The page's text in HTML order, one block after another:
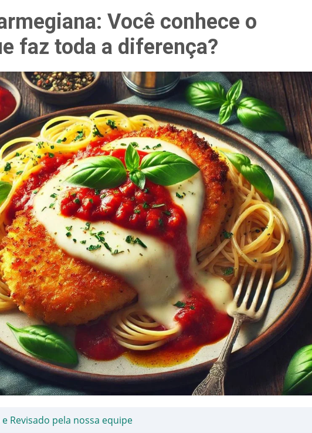
Você conhece o
faz toda a diferença?
Revisado pela nossa equipe